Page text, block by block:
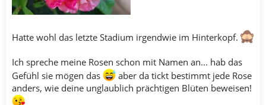
Hatte wohl das letzte Stadium irgendwie im Hinterkopf.
Ich spreche meine Rosen schon mit Namen an... hab das
Gefühl sie mögen das
aber da tickt bestimmt jede Rose
anders, wie deine unglaublich prächtigen Blüten beweisen!